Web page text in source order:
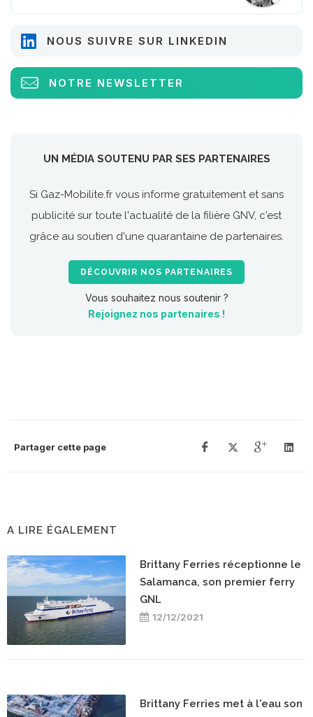
NOUS SUIVRE SUR LINKEDIN
NOTRE NEWSLETTER
UN MÉDIA SOUTENU PAR SES PARTENAIRES
Si Gaz-Mobilite.fr vous informe gratuitement et sans
publicité sur toute l'actualité de la filière GNV, c'est
grâce au soutien d'une quarantaine de partenaires.
DÉCOUVRIR NOS PARTENAIRES
Vous souhaitez nous soutenir ?
Rejoignez nos partenaires !
Partager cette page
A LIRE ÉGALEMENT
Brittany Ferries réceptionne le
Salamanca, son premier ferry
GNL
12/12/2021
Brittany Ferries met à l'eau son